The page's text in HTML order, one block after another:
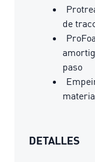
de
paso
DETALLES